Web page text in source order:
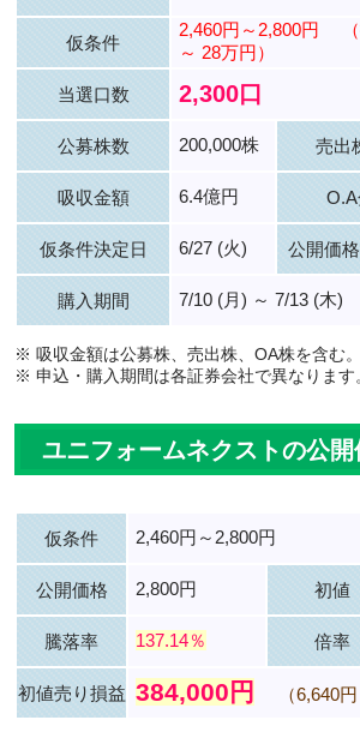
仮条件
2,460円～2,800円
～ 28万円）
当選口数 2,300口
公募株数 200,000株 売出
吸収金額 6.4億円
仮条件決定日 6/27 (火) 公開価
購入期間 7/10 (月) ～ 7/13 (木)
※ 吸収金額は公募株、売出株、OA株を含む。
※ 申込・購入期間は各証券会社で異なります
ユニフォームネクストの公
仮条件 2,460円～2,800円
公開価格 2,800円 初値
騰落率 137.14％ 倍率
初値売り損益 384,000円 （6,640